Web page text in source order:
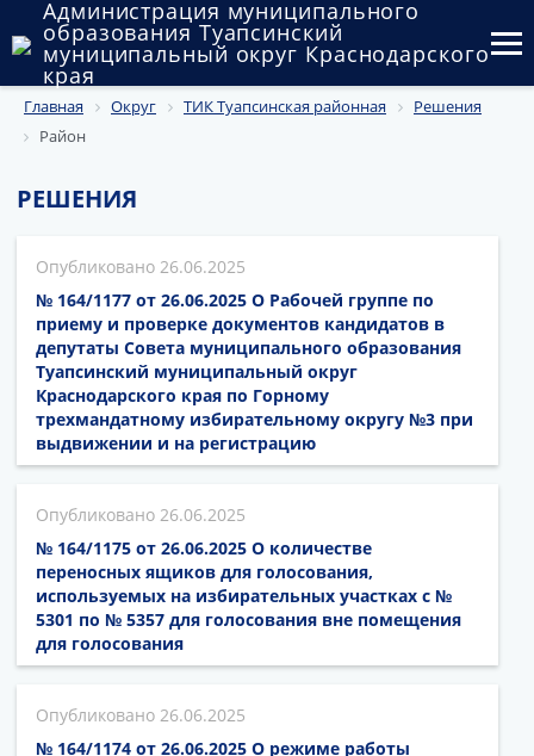
Администрация муниципального
образования Туапсинский
муниципальный округ Краснодарского
края
Округ
Государственный и муниципальный контроль
Муниципальное имущество
Публичные слушания и общественные обсуждения
Документы
Главная Округ ТИК Туапсинская районная
Решения
Район
РЕШЕНИЯ
26.06.2025
№ 164/1177 от 26.06.2025 О Рабочей группе по
приему и проверке документов кандидатов в
депутаты Совета муниципального образования
Туапсинский муниципальный округ
Краснодарского края по Горному
трехмандатному избирательному округу №3 при
выдвижении и на регистрацию
26.06.2025
№ 164/1175 от 26.06.2025 О количестве
переносных ящиков для голосования,
используемых на избирательных участках с №
5301 по № 5357 для голосования вне помещения
для голосования
26.06.2025
№ 164/1174 от 26.06.2025 О режиме работы